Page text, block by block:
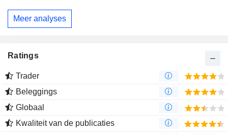
Meer analyses
Ratings
Trader
Beleggings
Globaal
Kwaliteit van de publicaties